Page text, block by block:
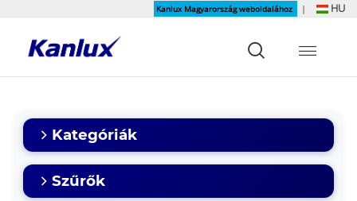
Kanlux Magyarország weboldalához | HU
główna
Kategóriák
Szűrők